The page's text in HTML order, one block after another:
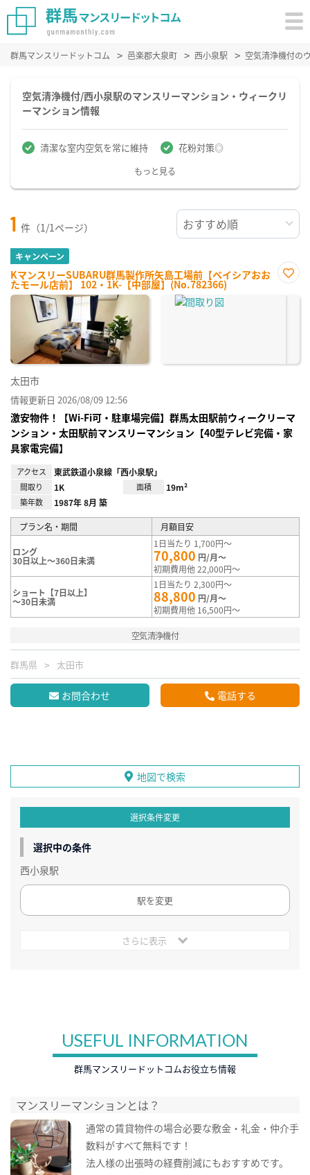
群馬マンスリードットコム 邑楽郡大泉町 西小泉駅 空気清浄機付の
空気清浄機付/西小泉駅のマンスリーマンション・ウィークリ
ーマンション情報
清潔な室内空気を常に維持 花粉対策◎
もっと見る
1 件（1/1ページ）
キャンペーン
KマンスリーSUBARU群馬製作所矢島工場前【ベイシアおお
たモール店前】 102・1K-【中部屋】(No.782366)
に入
太田市
情報更新日 2026/08/09 12:56
激安物件！【Wi-Fi可・駐車場完備】群馬太田駅前ウィークリーマ
ンション・太田駅前マンスリーマンション【40型テレビ完備・家
具家電完備】
アクセス 東武鉄道小泉線「西小泉駅」
間取り 1K 面積 19m²
築年数 1987年 8月 築
プラン名・期間 月額目安
ロング
30日以上～360日未満
1日当たり 1,700円～
70,800 円/月～
初期費用他 22,000円～
ショート【7日以上】
～30日未満
1日当たり 2,300円～
88,800 円/月～
初期費用他 16,500円～
空気清浄機付
群馬県 太田市
お問合わせ 電話する
地図で検索
選択条件変更
選択中の条件
西小泉駅
駅を変更
さらに表示
USEFUL INFORMATION
群馬マンスリードットコムお役立ち情報
マンスリーマンションとは？
通常の賃貸物件の場合必要な敷金・礼金・仲介手
数料がすべて無料です！
法人様の出張時の経費削減にもおすすめです。